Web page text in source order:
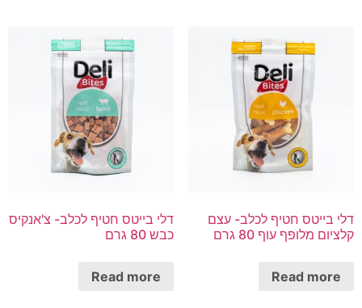
דלי בייטס חטיף לכלב- עצם
קלציום מלופף עוף 80 גרם
Read more
דלי בייטס חטיף לכלב- צ'אנקיס
כבש 80 גרם
Read more